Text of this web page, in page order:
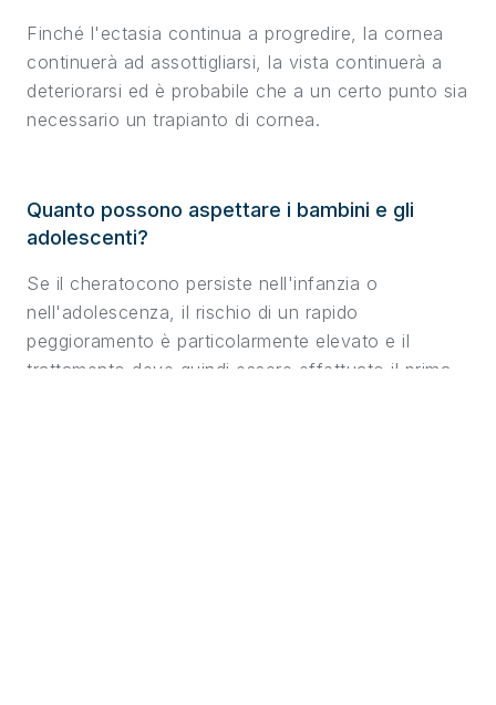
Finché l'ectasia continua a progredire, la cornea
continuerà ad assottigliarsi, la vista continuerà a
deteriorarsi ed è probabile che a un certo punto sia
necessario un trapianto di cornea.
Quanto possono aspettare i bambini e gli
adolescenti?
Se il cheratocono persiste nell'infanzia o
nell'adolescenza, il rischio di un rapido
peggioramento è particolarmente elevato e il
trattamento deve quindi essere effettuato il prima